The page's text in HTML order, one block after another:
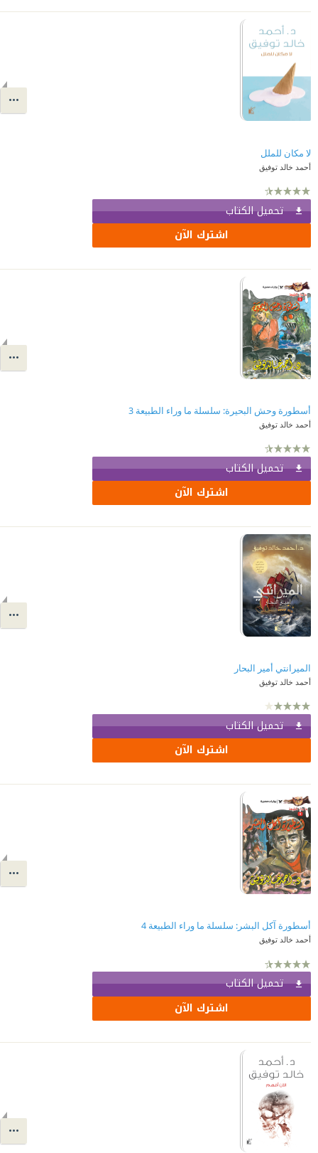
لا مكان للملل
أحمد خالد توفيق
تحميل الكتاب
اشترك الآن
أسطورة وحش البحيرة: سلسلة ما وراء الطبيعة 3
أحمد خالد توفيق
تحميل الكتاب
اشترك الآن
الميرانتي أمير البحار
أحمد خالد توفيق
تحميل الكتاب
اشترك الآن
أسطورة آكل البشر: سلسلة ما وراء الطبيعة 4
أحمد خالد توفيق
تحميل الكتاب
اشترك الآن